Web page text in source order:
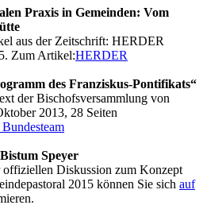
Praxis in Gemeinden: Vom
aus der Zeitschrift: HERDER
Zum Artikel:HERDER
des Franziskus-Pontifikats“
der Bischofsversammlung von
2013, 28 Seiten
Speyer
offiziellen Diskussion zum Konzept
2015 können Sie sich auf